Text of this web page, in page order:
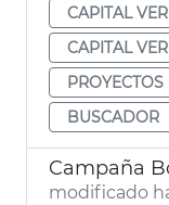
CAPITAL
CAPITAL
PROYECTOS
BUSCADOR
Campaña
modificado